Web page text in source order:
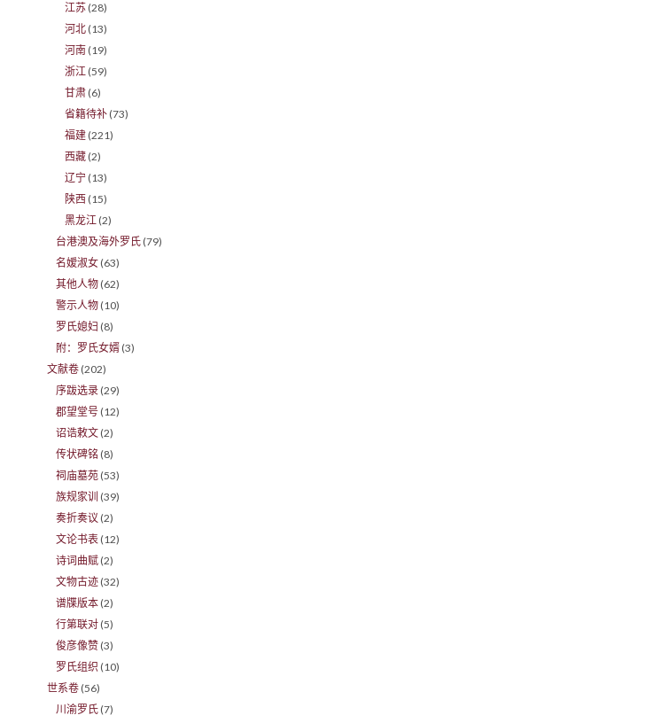
江苏 (28)
河北 (13)
河南 (19)
浙江 (59)
甘肃 (6)
省籍待补 (73)
福建 (221)
西藏 (2)
辽宁 (13)
陕西 (15)
黑龙江 (2)
台港澳及海外罗氏 (79)
名嫒淑女 (63)
其他人物 (62)
警示人物 (10)
罗氏媳妇 (8)
附：罗氏女婿 (3)
文献卷 (202)
序跋选录 (29)
郡望堂号 (12)
诏诰敕文 (2)
传状碑铭 (8)
祠庙墓苑 (53)
族规家训 (39)
奏折奏议 (2)
文论书表 (12)
诗词曲赋 (2)
文物古迹 (32)
谱牒版本 (2)
行第联对 (5)
俊彦像赞 (3)
罗氏组织 (10)
世系卷 (56)
川渝罗氏 (7)